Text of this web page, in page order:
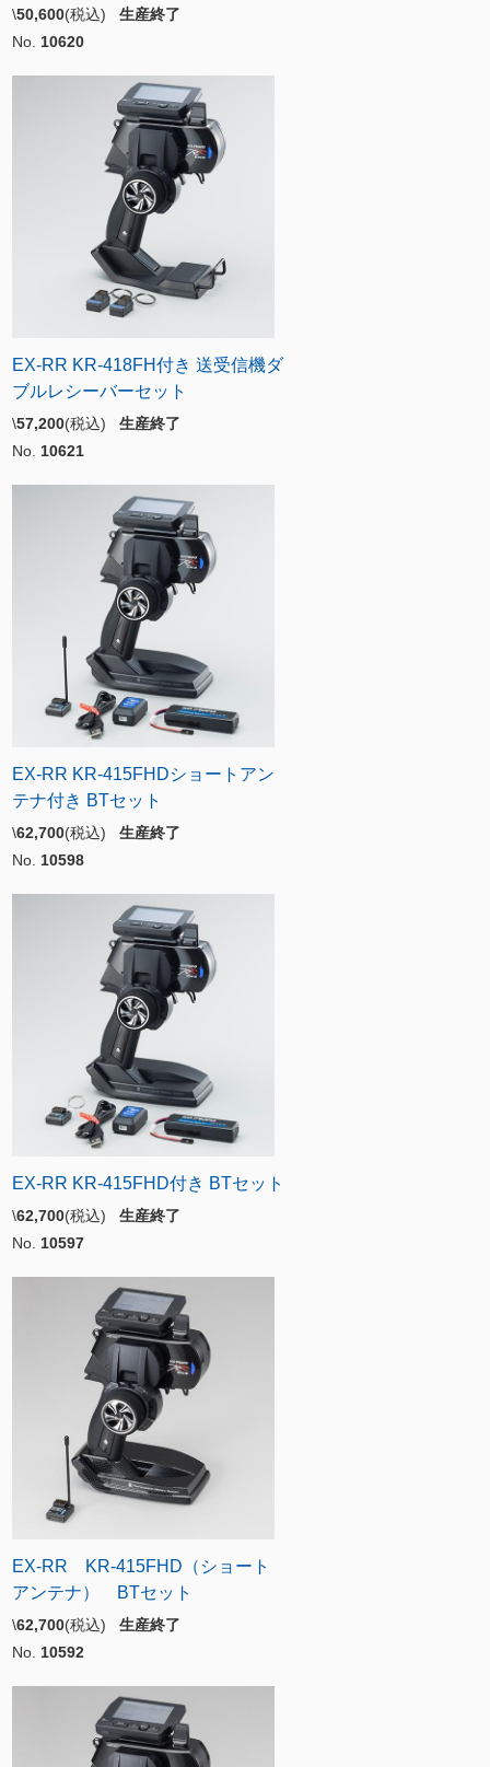
\50,600(税込) 生産終了
No. 10620
EX-RR KR-418FH付き 送受信機ダ
ブルレシーバーセット
\57,200(税込) 生産終了
No. 10621
EX-RR KR-415FHDショートアン
テナ付き BTセット
\62,700(税込) 生産終了
No. 10598
EX-RR KR-415FHD付き BTセット
\62,700(税込) 生産終了
No. 10597
EX-RR KR-415FHD（ショート
アンテナ） BTセット
\62,700(税込) 生産終了
No. 10592